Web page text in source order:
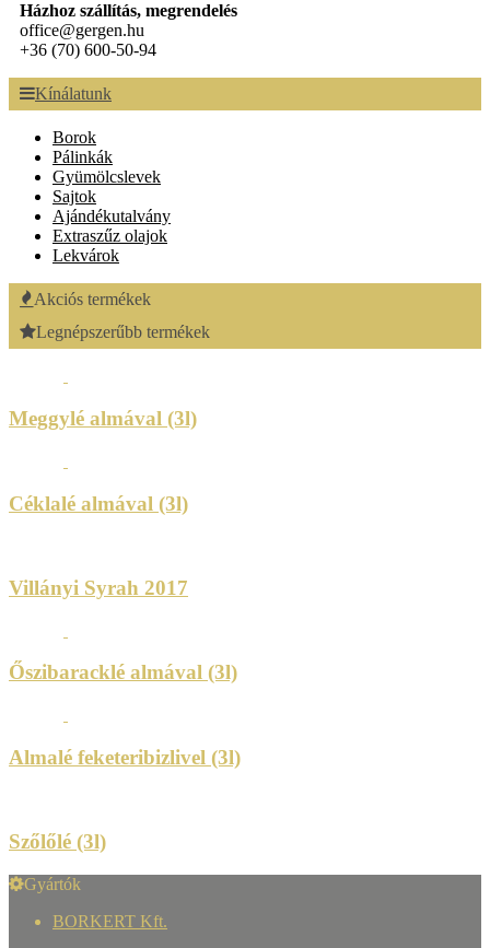
Házhoz szállítás, megrendelés
office@gergen.hu
+36 (70) 600-50-94
Kínálatunk
Borok
Pálinkák
Gyümölcslevek
Sajtok
Ajándékutalvány
Extraszűz olajok
Lekvárok
Akciós termékek
Legnépszerűbb termékek
Meggylé almával (3l)
Céklalé almával (3l)
Villányi Syrah 2017
Őszibaracklé almával (3l)
Almalé feketeribizlivel (3l)
Szőlőlé (3l)
Gyártók
BORKERT Kft.